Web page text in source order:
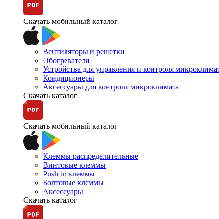
Скачать мобильный каталог
Вентиляторы и решетки
Обогреватели
Устройства для управления и контроля
Кондиционеры
Аксессуары для контроля микроклимата
Скачать каталог
Скачать мобильный каталог
Клеммы распределительные
Винтовые клеммы
Push-in клеммы
Болтовые клеммы
Аксессуары
Скачать каталог